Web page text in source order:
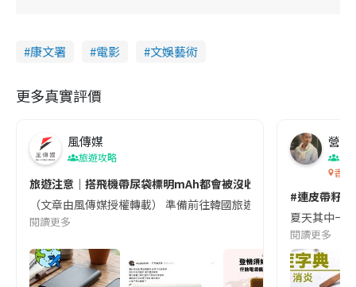
康文署 電影 文娛藝術
更多真實評價
風傳媒
旅遊攻略
旅遊注意｜搭飛機帶尿袋標明mAh都會被沒收😱出發前切記檢查
（文章由風傳媒授權轉載） 準備前往韓國旅遊的民眾，近期要
閱讀更多
營養
香港
#連皮帶籽
夏天其中一
閱讀更多